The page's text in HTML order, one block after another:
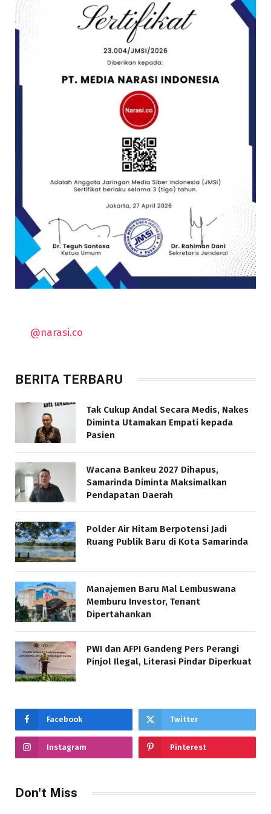
@narasi.co
BERITA TERBARU
Tak Cukup Andal Secara Medis, Nakes
Diminta Utamakan Empati kepada
Pasien
Wacana Bankeu 2027 Dihapus,
Samarinda Diminta Maksimalkan
Pendapatan Daerah
Polder Air Hitam Berpotensi Jadi
Ruang Publik Baru di Kota Samarinda
Manajemen Baru Mal Lembuswana
Memburu Investor, Tenant
Dipertahankan
PWI dan AFPI Gandeng Pers Perangi
Pinjol Ilegal, Literasi Pindar Diperkuat
Facebook Twitter
Instagram Pinterest
Don't Miss